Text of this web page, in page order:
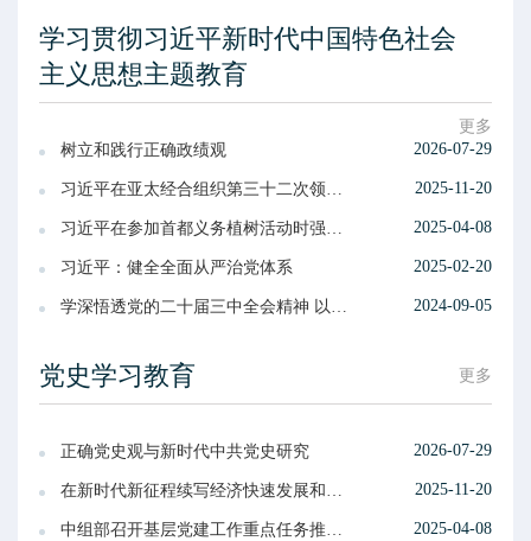
学习贯彻习近平新时代中国特色社会
主义思想主题教育
更多
树立和践行正确政绩观
2026-07-29
习近平在亚太经合组织第三十二次领导人非正式会议第一阶段会议上的讲话 2025-11-20
习近平在参加首都义务植树活动时强调 汇聚共建美丽中国磅礴力量 让祖国大地更加绿意盎然生机勃发 2025-04-08
习近平：健全全面从严治党体系 2025-02-20
学深悟透党的二十届三中全会精神 以进一步全面深化改革推进现代化新益阳建设 2024-09-05
党史学习教育 更多
正确党史观与新时代中共党史研究 2026-07-29
在新时代新征程续写经济快速发展和社会长期稳定两大奇迹新篇章——中共中央举行新闻发布会解读党的二十届四中全会精神 2025-11-20
中组部召开基层党建工作重点任务推进会 2025-04-08